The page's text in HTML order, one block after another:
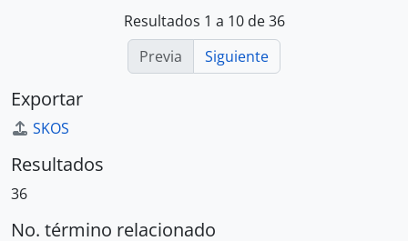
Resultados 1 a 10 de 36
Previa
Siguiente
Exportar
SKOS
Resultados
36
No. término relacionado